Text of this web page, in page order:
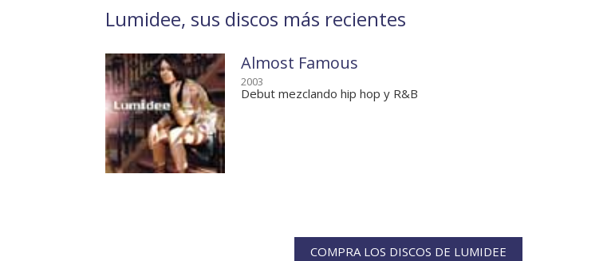
Lumidee, sus discos más recientes
Almost Famous
2003
Debut mezclando hip hop y R&B
COMPRA LOS DISCOS DE LUMIDEE